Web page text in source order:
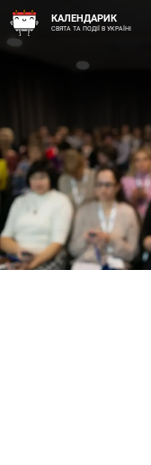
КАЛЕНДАРИК
СВЯТА ТА ПОДІЇ В УКРАЇНІ